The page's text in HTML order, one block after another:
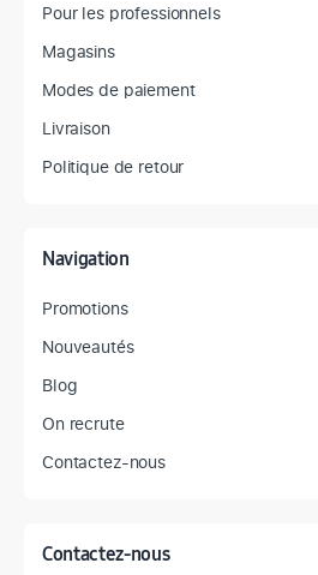
Pour les professionnels
Magasins
Modes de paiement
Livraison
Politique de retour
Navigation
Promotions
Nouveautés
Blog
On recrute
Contactez-nous
Contactez-nous